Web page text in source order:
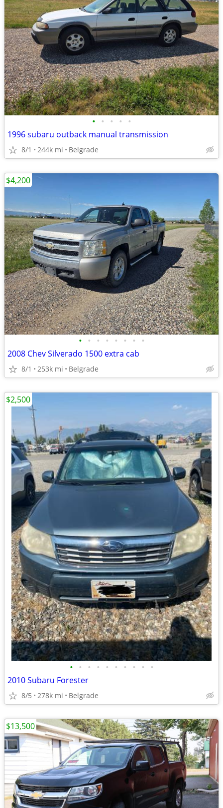
• • • • •
1996 subaru outback manual transmission
8/1 244k mi Belgrade
• • • • • • • •
2008 Chev Silverado 1500 extra cab
8/1 253k mi Belgrade
$4,200
• • • • • • • • • •
2010 Subaru Forester
8/5 278k mi Belgrade
$2,500
$13,500